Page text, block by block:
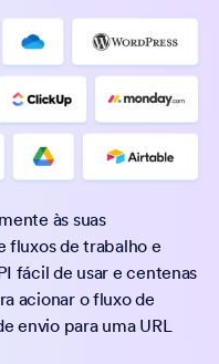
às suas
fluxos de trabalho e
fácil de usar e centenas
acionar o fluxo de
envio para uma URL